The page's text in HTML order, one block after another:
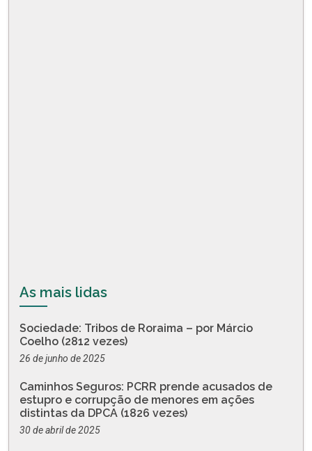
As mais lidas
Sociedade: Tribos de Roraima – por Márcio
Coelho (2812 vezes)
26 de junho de 2025
Caminhos Seguros: PCRR prende acusados de
estupro e corrupção de menores em ações
distintas da DPCA (1826 vezes)
30 de abril de 2025